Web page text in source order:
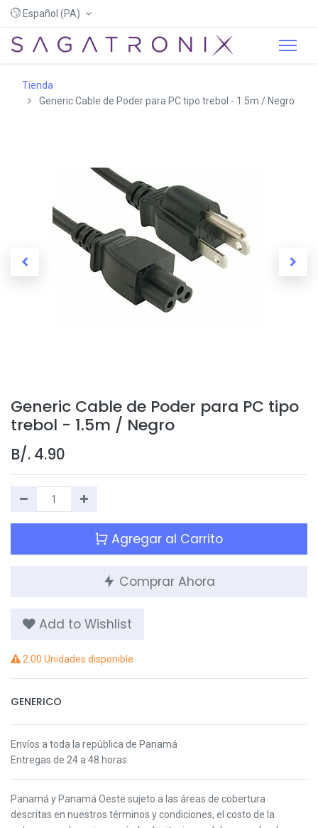
Español (PA)
Tienda
Generic Cable de Poder para PC tipo trebol - 1.5m / Negro
Generic Cable de Poder para PC tipo
trebol - 1.5m / Negro
B/. 4.90
Agregar al Carrito
Comprar Ahora
Add to Wishlist
2.00 Unidades disponible
GENERICO
Envíos a toda la república de Panamá
Entregas de 24 a 48 horas
Panamá y Panamá Oeste sujeto a las áreas de cobertura
descritas en nuestros términos y condiciones, el costo de la